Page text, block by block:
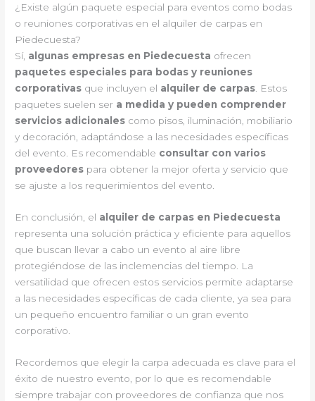
¿Existe algún paquete especial para eventos como bodas
o reuniones corporativas en el alquiler de carpas en
Piedecuesta?
Sí, algunas empresas en Piedecuesta ofrecen
paquetes especiales para bodas y reuniones
corporativas que incluyen el alquiler de carpas . Estos
paquetes suelen ser a medida y pueden comprender
servicios adicionales como pisos, iluminación, mobiliario
y decoración, adaptándose a las necesidades específicas
del evento. Es recomendable consultar con varios
proveedores para obtener la mejor oferta y servicio que
se ajuste a los requerimientos del evento.
En conclusión, el alquiler de carpas en Piedecuesta
representa una solución práctica y eficiente para aquellos
que buscan llevar a cabo un evento al aire libre
protegiéndose de las inclemencias del tiempo. La
versatilidad que ofrecen estos servicios permite adaptarse
a las necesidades específicas de cada cliente, ya sea para
un pequeño encuentro familiar o un gran evento
corporativo.
Recordemos que elegir la carpa adecuada es clave para el
éxito de nuestro evento, por lo que es recomendable
siempre trabajar con proveedores de confianza que nos